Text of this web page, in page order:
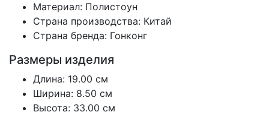
Материал: Полистоун
Страна производства: Китай
Страна бренда: Гонконг
Размеры изделия
Длина: 19.00 см
Ширина: 8.50 см
Высота: 33.00 см